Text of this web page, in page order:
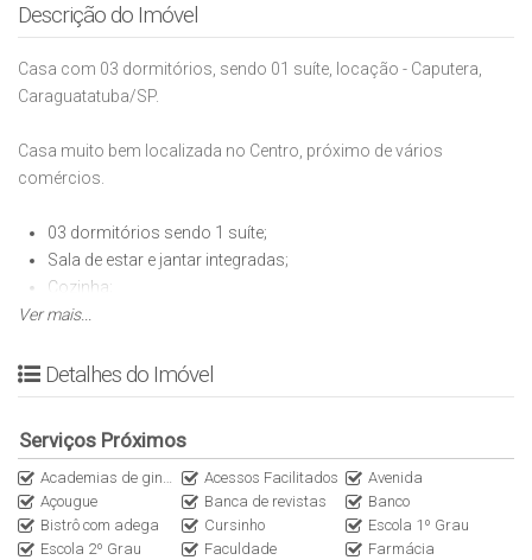
Descrição do Imóvel
Casa com 03 dormitórios, sendo 01 suíte, locação - Caputera,
Caraguatatuba/SP.
Casa muito bem localizada no Centro, próximo de vários
comércios.
03 dormitórios sendo 1 suíte;
Sala de estar e jantar integradas;
Cozinha;
01 Banheiro;
Portão Elétrico;
02 vagas de garagem.
Garantia da Locação: Seguro Fiança
Entre em contato para mais informações e agendamento de
visitas.
Ver mais...
Detalhes do Imóvel
Serviços Próximos
Academias de ginástica Acessos Facilitados
Avenida
Açougue
Banca de revistas
Banco
Bistrô com adega
Cursinho
Escola 1º Grau
Escola 2º Grau
Faculdade
Farmácia